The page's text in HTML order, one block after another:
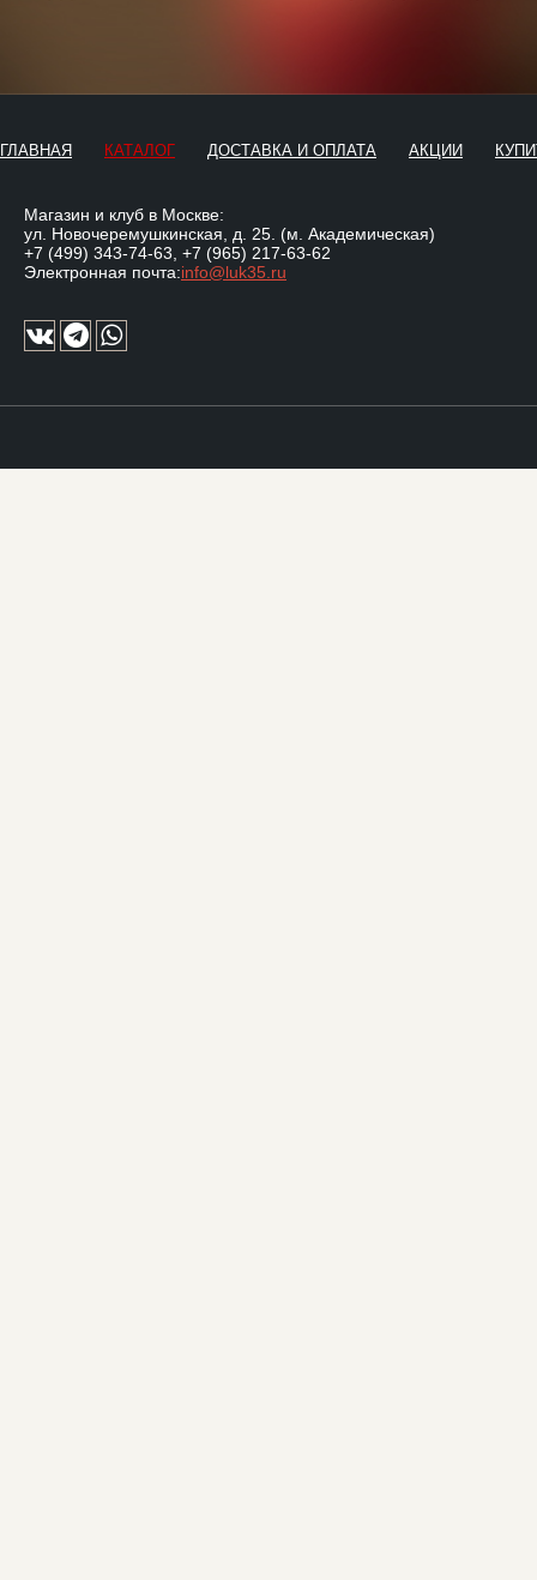
ГЛАВНАЯ КАТАЛОГ ДОСТАВКА И ОПЛАТА АКЦИИ
Магазин и клуб в Москве:
ул. Новочеремушкинская, д. 25. (м. Академическая)
+7 (499) 343-74-63 +7 (965) 217-63-62
Электронная почта:info@luk35.ru